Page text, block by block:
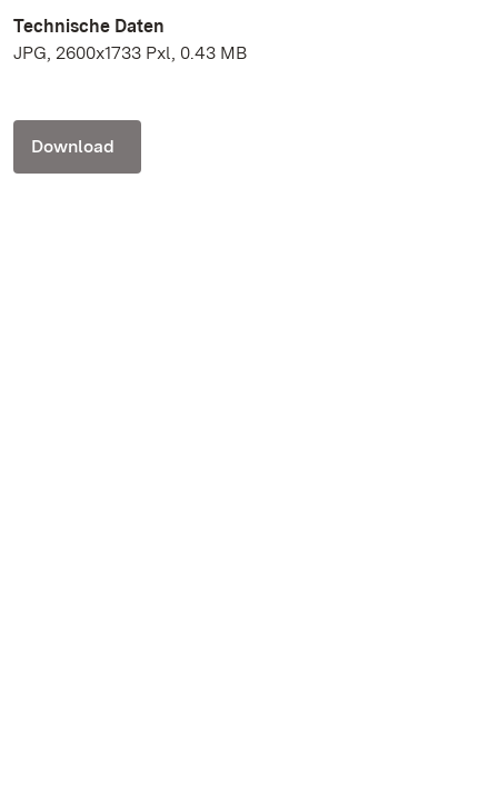
Technische Daten
JPG, 2600x1733 Pxl, 0.43 MB
Download